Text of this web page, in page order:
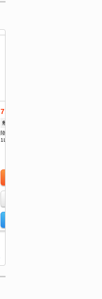
7.5
敷
陸前原ノ町駅 徒歩5分
1LDK/45.89㎡